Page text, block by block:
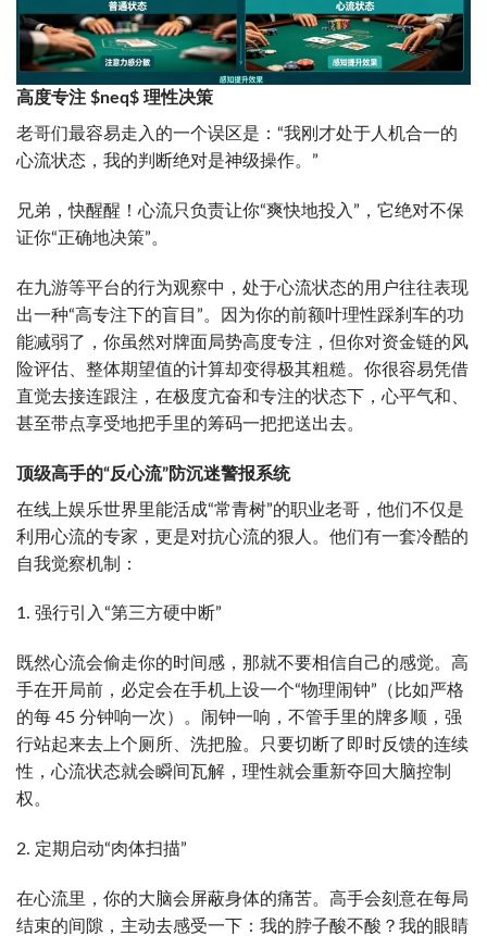
高度专注 $neq$ 理性决策
老哥们最容易走入的一个误区是：“我刚才处于人机合一的
心流状态，我的判断绝对是神级操作。”
兄弟，快醒醒！心流只负责让你“爽快地投入”，它绝对不保
证你“正确地决策”。
在九游等平台的行为观察中，处于心流状态的用户往往表现
出一种“高专注下的盲目”。因为你的前额叶理性踩刹车的功
能减弱了，你虽然对牌面局势高度专注，但你对资金链的风
险评估、整体期望值的计算却变得极其粗糙。你很容易凭借
直觉去接连跟注，在极度亢奋和专注的状态下，心平气和、
甚至带点享受地把手里的筹码一把把送出去。
顶级高手的“反心流”防沉迷警报系统
在线上娱乐世界里能活成“常青树”的职业老哥，他们不仅是
利用心流的专家，更是对抗心流的狠人。他们有一套冷酷的
自我觉察机制：
1. 强行引入“第三方硬中断”
既然心流会偷走你的时间感，那就不要相信自己的感觉。高
手在开局前，必定会在手机上设一个“物理闹钟”（比如严格
的每 45 分钟响一次）。闹钟一响，不管手里的牌多顺，强
行站起来去上个厕所、洗把脸。只要切断了即时反馈的连续
性，心流状态就会瞬间瓦解，理性就会重新夺回大脑控制
权。
2. 定期启动“肉体扫描”
在心流里，你的大脑会屏蔽身体的痛苦。高手会刻意在每局
结束的间隙，主动去感受一下：我的脖子酸不酸？我的眼睛